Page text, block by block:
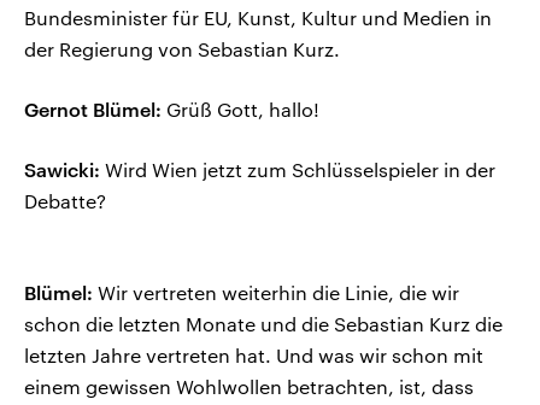
Bundesminister für EU, Kunst, Kultur und Medien in
der Regierung von Sebastian Kurz.
Gernot Blümel: Grüß Gott, hallo!
Sawicki: Wird Wien jetzt zum Schlüsselspieler in der
Debatte?
Blümel: Wir vertreten weiterhin die Linie, die wir
schon die letzten Monate und die Sebastian Kurz die
letzten Jahre vertreten hat. Und was wir schon mit
einem gewissen Wohlwollen betrachten, ist, dass